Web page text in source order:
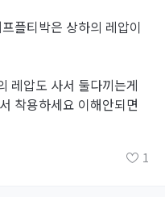
플티박은 상하의 레압이
레압도 사서 둘다끼는게
착용하세요 이해안되면
1